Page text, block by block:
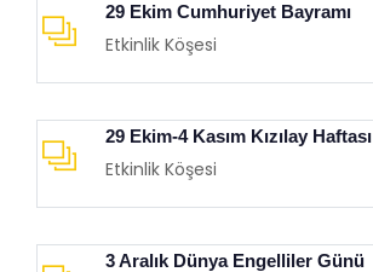
29 Ekim Cumhuriyet Bayramı
Etkinlik Köşesi
29 Ekim-4 Kasım Kızılay Haftası
Etkinlik Köşesi
3 Aralık Dünya Engelliler Günü